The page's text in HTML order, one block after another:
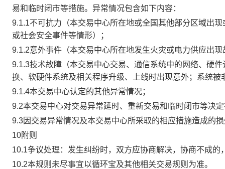
易和临时闭市等措施。异常情况包含如下内容：
9.1.1不可抗力（本交易中心所在地或全国其他部分区域出
或社会安全事件等情形）；
9.1.2意外事件（本交易中心所在地发生火灾或电力供应出
9.1.3技术故障（本交易中心交易、通信系统中的网络、硬
换、软硬件系统及相关程序升级、上线时出现意外；系统
9.1.4本交易中心认定的其他异常情况；
9.2本交易中心对交易异常延时、重新交易和临时闭市等决
9.3因交易异常情况及本交易中心所采取的相应措施造成的
10附则
10.1争议处理：发生纠纷时，双方应协商解决，协商不成
10.2本规则未尽事宜以循环宝及其他相关交易规则为准。